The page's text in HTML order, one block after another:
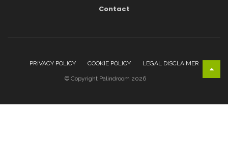
Contact
PRIVACY POLICY COOKIE POLICY LEGAL DISCLAIMER
© Copyright Palindroom 2026